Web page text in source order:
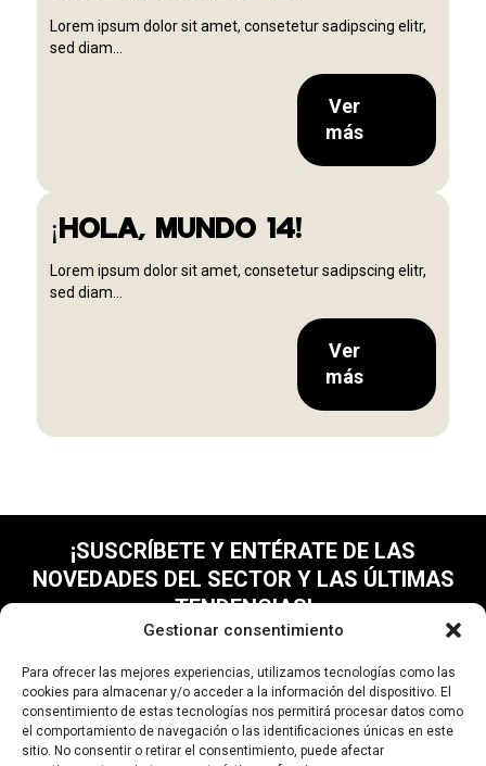
Gestionar consentimiento
Para ofrecer las mejores experiencias, utilizamos tecnologías como las
cookies para almacenar y/o acceder a la información del dispositivo. El
consentimiento de estas tecnologías nos permitirá procesar datos como
el comportamiento de navegación o las identificaciones únicas en este
sitio. No consentir o retirar el consentimiento, puede afectar
Lorem ipsum dolor sit amet, consetetur sadipscing elitr,
sed diam...
Ver
más
¡HOLA, MUNDO 14!
Lorem ipsum dolor sit amet, consetetur sadipscing elitr,
sed diam...
Ver
más
¡SUSCRÍBETE Y ENTÉRATE DE LAS
NOVEDADES DEL SECTOR Y LAS ÚLTIMAS
TENDENCIAS!